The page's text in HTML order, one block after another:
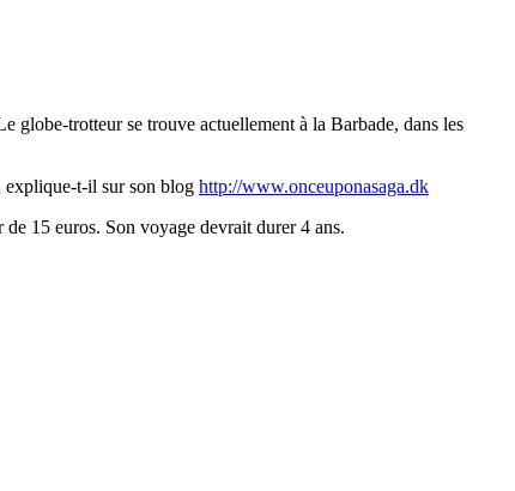
globe-trotteur se trouve actuellement à la Barbade, dans les
explique-t-il sur son blog http://www.onceuponasaga.dk
15 euros. Son voyage devrait durer 4 ans.